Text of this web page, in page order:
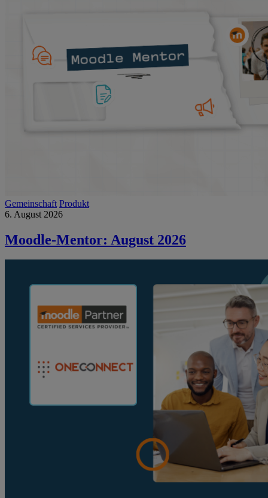
Gemeinschaft Produkt
6. August 2026
Moodle-Mentor: August 2026